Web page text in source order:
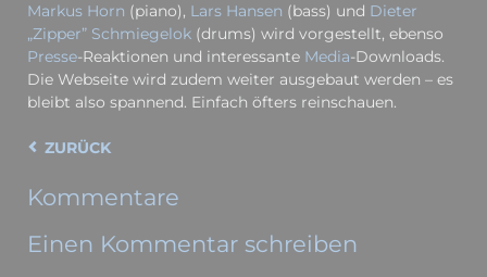
Markus Horn (piano), Lars Hansen (bass) und Dieter
„Zipper” Schmiegelok(drums) wird vorgestellt, ebenso
Presse-Reaktionen und interessante Media-Downloads.
Die Webseite wird zudem weiter ausgebaut werden – es
bleibt also spannend. Einfach öfters reinschauen.
ZURÜCK
Kommentare
Einen Kommentar schreiben